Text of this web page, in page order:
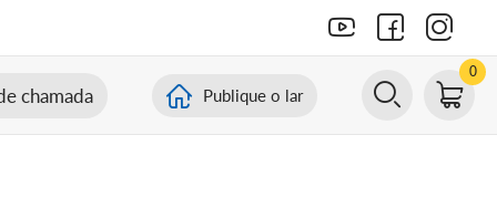
chamada Publique o lar
0